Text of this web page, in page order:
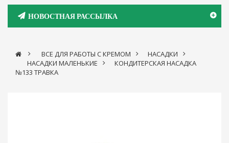
НОВОСТНАЯ РАССЫЛКА
> ВСЕ ДЛЯ РАБОТЫ С КРЕМОМ >
НАСАДКИ
НАСАДКИ МАЛЕНЬКИЕ >
КОНДИТЕРСКАЯ НАСАДКА
№133 ТРАВКА